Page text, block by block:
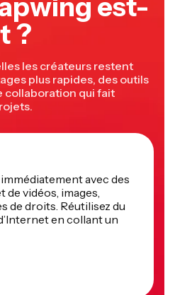
?
les créateurs restent
plus rapides, des outils
collaboration qui fait
avec des
vidéos, images,
de droits. Réutilisez du
en collant un